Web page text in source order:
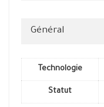
Général
Technologie
Statut